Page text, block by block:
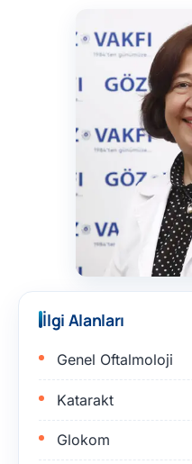
İlgi Alanları
Genel Oftalmoloji
Katarakt
Glokom